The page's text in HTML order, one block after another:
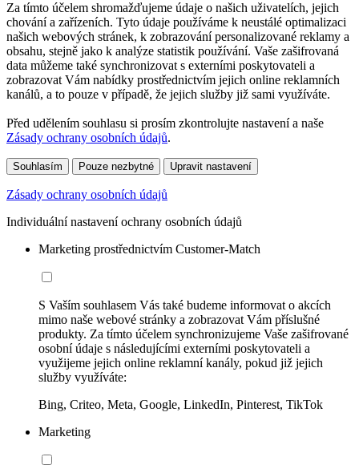
Za tímto účelem shromažďujeme údaje o našich uživatelích, jejich
chování a zařízeních. Tyto údaje používáme k neustálé optimalizaci
našich webových stránek, k zobrazování personalizované reklamy a
obsahu, stejně jako k analýze statistik používání. Vaše zašifrovaná
data můžeme také synchronizovat s externími poskytovateli a
zobrazovat Vám nabídky prostřednictvím jejich online reklamních
kanálů, a to pouze v případě, že jejich služby již sami využíváte.
Před udělením souhlasu si prosím zkontrolujte nastavení a naše
Zásady ochrany osobních údajů.
Souhlasím Pouze nezbytné Upravit nastavení
Zásady ochrany osobních údajů
Individuální nastavení ochrany osobních údajů
Marketing prostřednictvím Customer-Match
S Vaším souhlasem Vás také budeme informovat o akcích
mimo naše webové stránky a zobrazovat Vám příslušné
produkty. Za tímto účelem synchronizujeme Vaše zašifrované
osobní údaje s následujícími externími poskytovateli a
využijeme jejich online reklamní kanály, pokud již jejich
služby využíváte:
Bing, Criteo, Meta, Google, LinkedIn, Pinterest, TikTok
Marketing